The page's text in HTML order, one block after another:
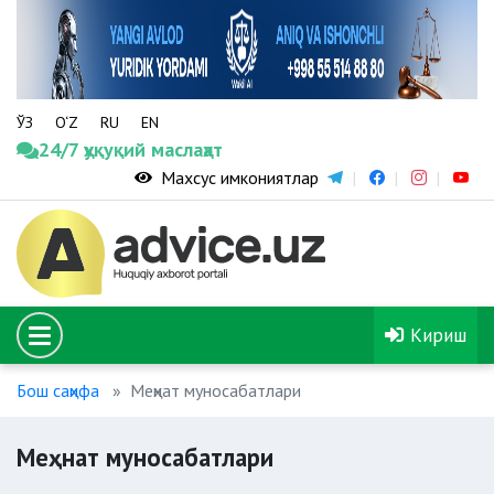
ЎЗ O‘Z RU EN
24/7 ҳуқуқий маслаҳат
Махсус имкониятлар
Кириш
Бош саҳифа Меҳнат муносабатлари
Меҳнат муносабатлари